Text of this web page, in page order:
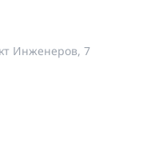
Инженеров, 7